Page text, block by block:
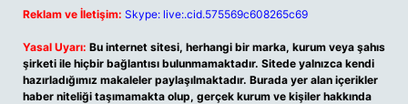
Reklam ve İletişim: Skype: live:.cid.575569c608265c69
Yasal Uyarı: Bu internet sitesi, herhangi bir marka, kurum veya şahıs
şirketi ile hiçbir bağlantısı bulunmamaktadır. Sitede yalnızca kendi
hazırladığımız makaleler paylaşılmaktadır. Burada yer alan içerikler
haber niteliği taşımamakta olup, gerçek kurum ve kişiler hakkında